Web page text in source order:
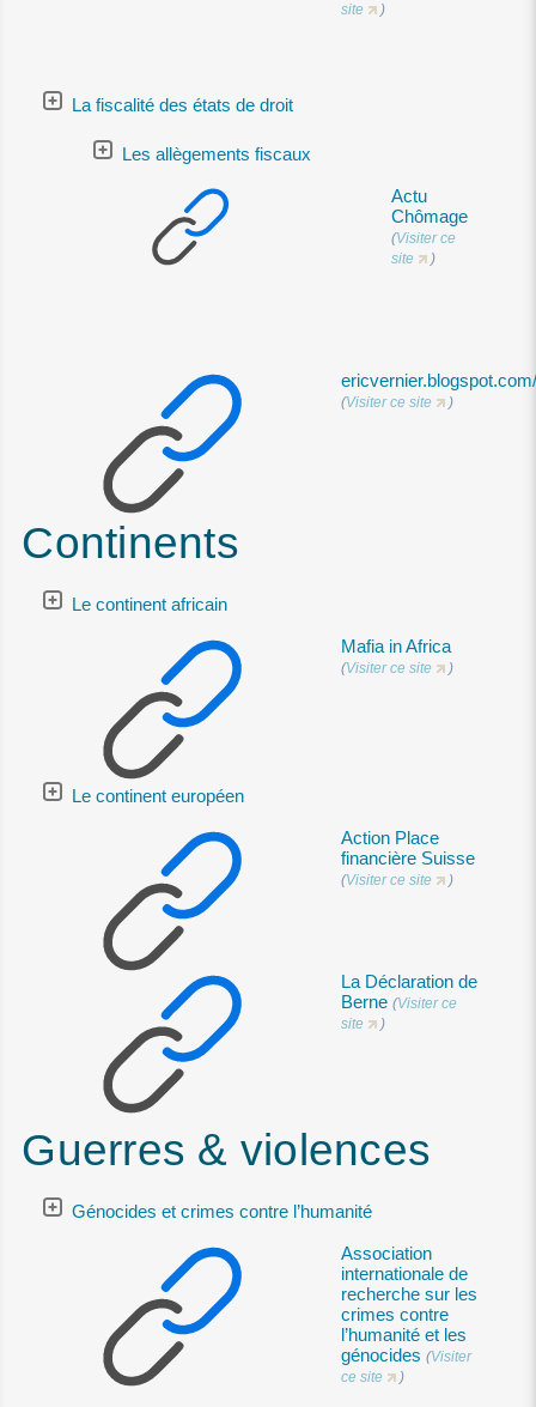
site
)
La fiscalité des états de droit
Les allègements fiscaux
Actu
Chômage
(Visiter ce
site
)
(Visiter ce site )
Continents
Le continent africain
Mafia in Africa
(Visiter ce site )
Le continent européen
Action Place
financière Suisse
(Visiter ce site )
La Déclaration de
Berne (Visiter ce
site
)
Guerres & violences
Génocides et crimes contre l’humanité
Association
internationale de
recherche sur les
crimes contre
l’humanité et les
génocides (Visiter
ce site
)